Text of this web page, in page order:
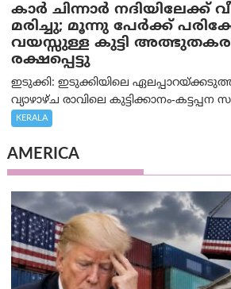
കാര്‍ ചിന്നാര്‍ നദിയിലേക്ക്
മരിച്ചു; മൂന്നു പേര്‍ക്ക്
വയസ്സുള്ള കുട്ടി
രക്ഷപ്പെട്ടു
ഇടുക്കി: ഇടുക്കിയിലെ
വ്യാഴാഴ്ച രാവിലെ കുട്ടിക്കാനം-കട്ടപ്പന
KERALA
AMERICA